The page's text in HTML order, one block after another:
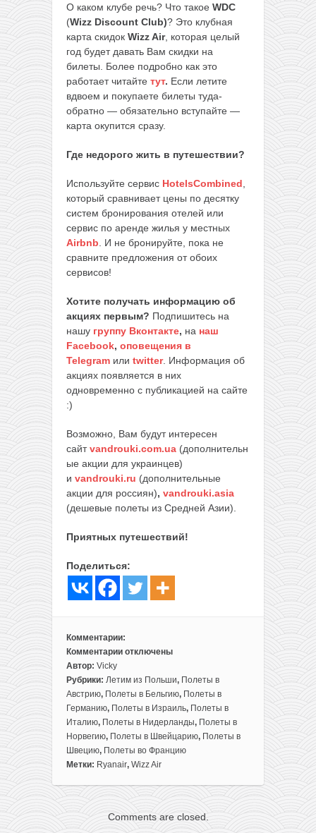
О каком клубе речь? Что такое WDC
(Wizz Discount Club)? Это клубная
карта скидок Wizz Air, которая целый
год будет давать Вам скидки на
билеты. Более подробно как это
работает читайте тут. Если летите
вдвоем и покупаете билеты туда-
обратно — обязательно вступайте —
карта окупится сразу.
Где недорого жить в путешествии?
Используйте сервис HotelsCombined
который сравнивает цены по десятку
систем бронирования отелей или
сервис по аренде жилья у местных
Airbnb . И не бронируйте, пока не
сравните предложения от обоих
сервисов!
Хотите получать информацию об
акциях первым? Подпишитесь на
нашу группу Вконтакте, на наш
Facebook, оповещения в
Telegram или twitter. Информация об
акциях появляется в них
одновременно с публикацией на сайте
:)
Возможно, Вам будут интересен
сайтvandrouki.com.ua (дополнительн
ые акции для украинцев)
и vandrouki.ru (дополнительные
акции для россиян), vandrouki.asia
(дешевые полеты из Средней Азии).
Приятных путешествий!
Поделиться:
Комментарии:
Комментарии
к
записи
13
идей
путешествий
на
выходные
в
Варшавы
всего
отключены
Автор: Vicky
Рубрики: Летим из Польши, Полеты в
Австрию, Полеты в Бельгию, Полеты в
Германию, Полеты в Израиль, Полеты в
Италию, Полеты в Нидерланды, Полеты в
Норвегию, Полеты в Швейцарию, Полеты в
Швецию, Полеты во Францию
Метки: Ryanair, Wizz Air
Comments are closed.